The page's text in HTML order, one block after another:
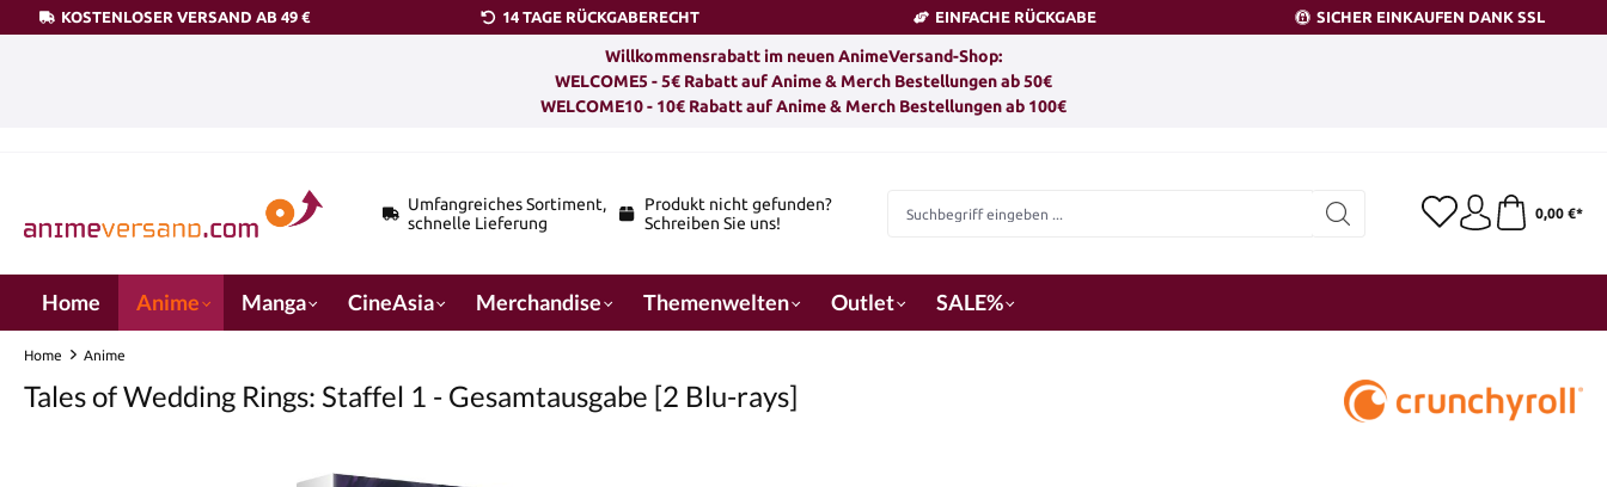
Zur Hauptnavigation springen
KOSTENLOSER VERSAND AB 49 € 14 TAGE RÜCKGABERECHT EINFACHE RÜCKGABE SICHER EINKAUFEN DANK SSL
Willkommensrabatt im neuen AnimeVersand-Shop:
WELCOME5 - 5€ Rabatt auf Anime & Merch Bestellungen ab 50€
WELCOME10 - 10€ Rabatt auf Anime & Merch Bestellungen ab 100€
Umfangreiches Sortiment,
schnelle Lieferung
Produkt nicht gefunden?
Schreiben Sie uns!
0,00 €*
Home Anime Manga CineAsia Merchandise Themenwelten Outlet SALE%
Home Anime
Tales of Wedding Rings: Staffel 1 - Gesamtausgabe [2 Blu-rays]